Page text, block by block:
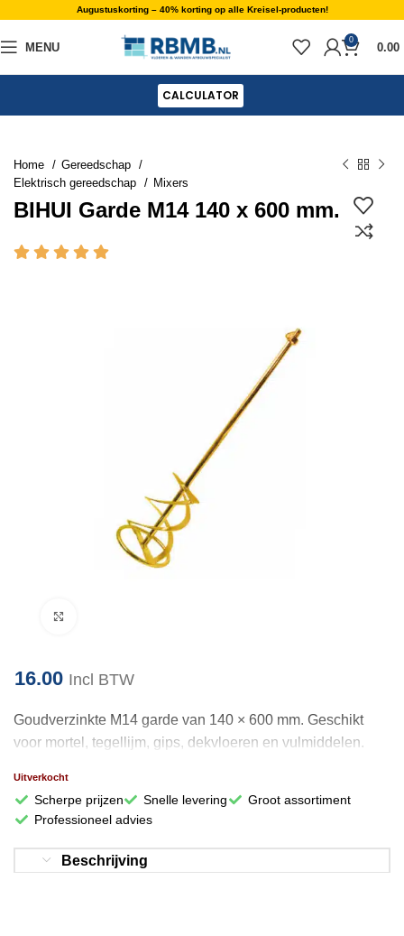
Augustuskorting – 40% korting op alle Kreisel-producten!
MENU
0
0.00
CALCULATOR
Home
Gereedschap
Elektrisch gereedschap
Mixers
BIHUI Garde M14 140 x 600 mm.
16.00 Incl BTW
Goudverzinkte M14 garde van 140 × 600 mm. Geschikt
voor mortel, tegellijm, gips, dekvloeren en vulmiddelen.
Uitverkocht
Scherpe prijzen Snelle levering
Groot assortiment
Professioneel advies
Beschrijving